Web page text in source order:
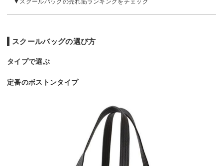
スクールバッグの選び方
タイプで選ぶ
定番のボストンタイプ